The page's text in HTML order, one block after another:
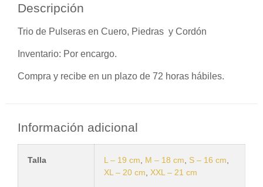
Descripción
Trio de Pulseras en Cuero, Piedras y Cordón
Inventario: Por encargo.
Compra y recibe en un plazo de 72 horas hábiles.
Información adicional
Talla L – 19 cm M – 18 cm S – 16 cm
XL – 20 cm
XXL – 21 cm